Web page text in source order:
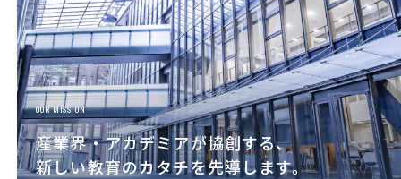
OUR MISSION
産業界・アカデミアが協創する、
新しい教育のカタチを先導します。